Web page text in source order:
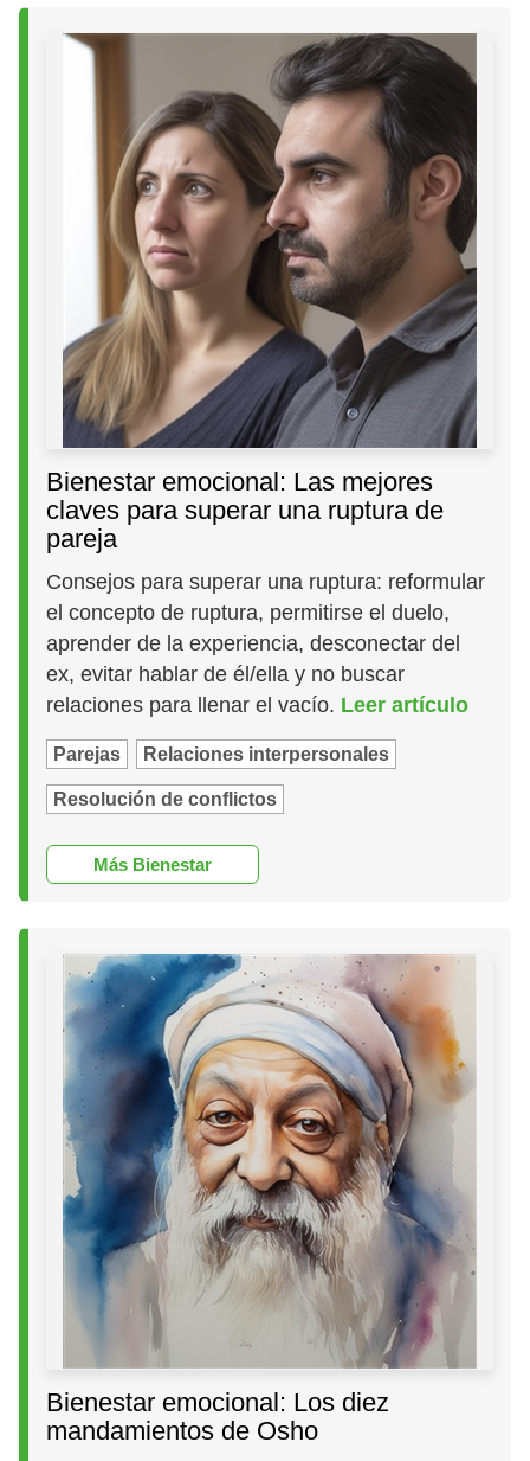
Bienestar emocional: Las mejores
claves para superar una ruptura de
pareja
Consejos para superar una ruptura: reformular
el concepto de ruptura, permitirse el duelo,
aprender de la experiencia, desconectar del
ex, evitar hablar de él/ella y no buscar
relaciones para llenar el vacío. Leer artículo
Parejas Relaciones interpersonales
Resolución de conflictos
Más Bienestar
Bienestar emocional: Los diez
mandamientos de Osho